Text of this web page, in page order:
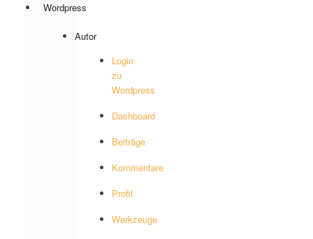
Wordpress
Autor
Login
zu
Wordpress
Dashboard
Beiträge
Kommentare
Profil
Werkzeuge